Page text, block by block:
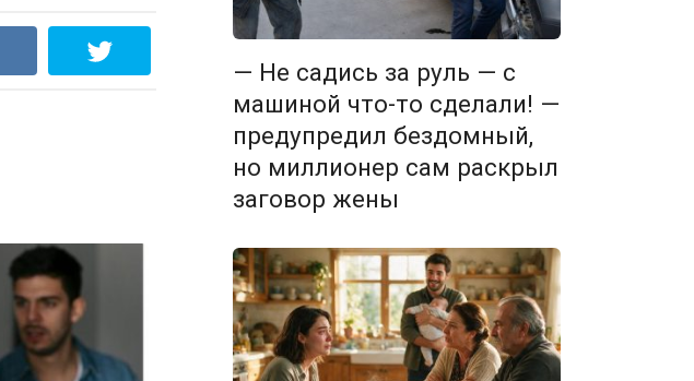
— Не садись за руль — с
машиной что-то сделали! —
предупредил бездомный,
но миллионер сам раскрыл
заговор жены